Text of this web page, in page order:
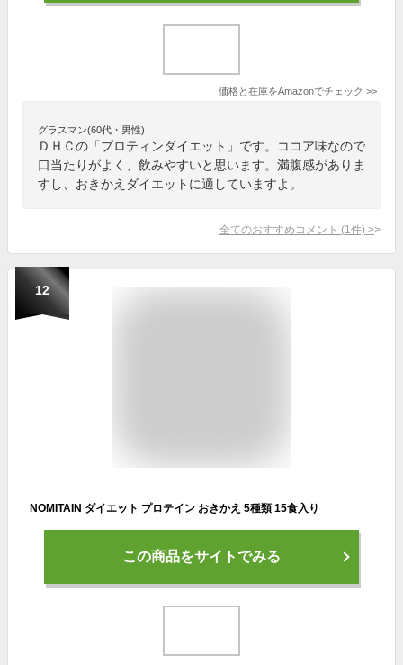
価格と在庫をAmazonでチェック >>
グラスマン(60代・男性)
ＤＨＣの「プロティンダイエット」です。ココア味なので
口当たりがよく、飲みやすいと思います。満腹感がありま
すし、おきかえダイエットに適していますよ。
全てのおすすめコメント (1 件) >
12
NOMITAIN ダイエット プロテイン おきかえ 5種類 15食入り
この商品をサイトでみる